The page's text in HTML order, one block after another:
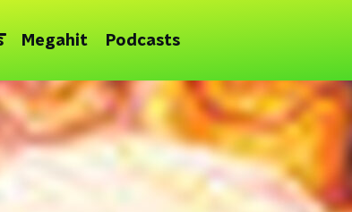
Megahit Podcasts